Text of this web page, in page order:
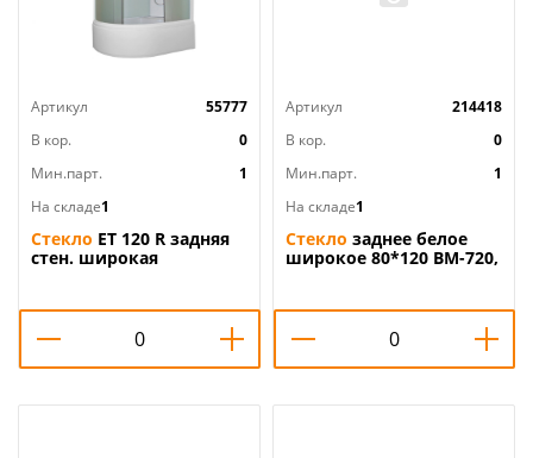
Артикул
55777
В кор.
0
Мин.парт.
1
На складе1
Стекло ET 120 R задняя
стен. широкая
Артикул
214418
В кор.
0
Мин.парт.
1
На складе1
Стекло заднее белое
широкое 80*120 ВМ-720,